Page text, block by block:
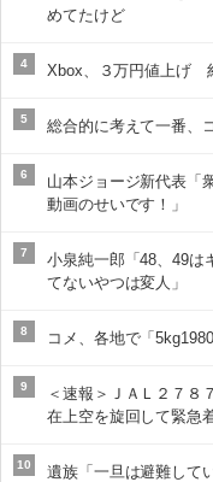
めてたけど
4 Xbox、３万円値上げ
5 総合的に考えて一番、
6
山本ジョージ新代表「
動画のせいです！」
7
小泉純一郎「48、49は
てないやつは変人」
8 コメ、各地で「
9
＜速報＞ＪＡＬ２７
在上空を旋回して緊急
10
遺族「一旦は避難して